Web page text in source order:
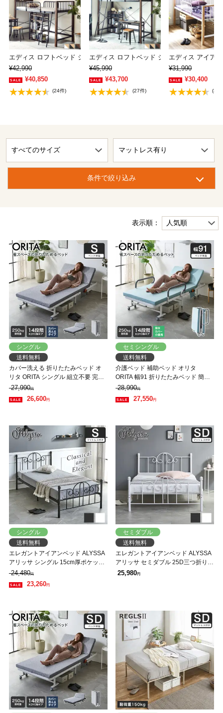
エディス ロフトベッド シングル アイアンベッ…
¥42,990
¥40,850
(24件)
エディス ロフトベッド シングル アイアンベ
¥45,990
¥43,700
(27件)
エディス アイア
¥31,990
¥30,400
(3件)
条件で絞り込み
表示順：
シングル
送料無料
カバー洗える 折りたたみベッド オ
リタ ORITA シングル 組立不要 完成
品 コンパクト 省スペース 折りたた
み マットレス付 キャスター付 サイ
ドポケット付
27,990円
26,600円
セミシングル
送料無料
介護ベッド 補助ベッド オリタ
ORITA 幅91 折りたたみベッド 簡単
組立 コンパクト 撥水カバー 防汚 マ
ットレス付 手すり付き キャスター
付 サイドポケット付
28,990円
27,550円
シングル
送料無料
エレガントアイアンベッド ALYSSA
アリッサ シングル 15cm厚ポケット
コイルマットレスセット スチールベ
ッド アンティーク風 クラシカル 新
生活 一人暮らし
24,480円
23,260円
セミダブル
送料無料
エレガントアイアンベッド ALYSSA
アリッサ セミダブル 25D三つ折りブ
ロックウレタンマットレスセット ス
25,980円